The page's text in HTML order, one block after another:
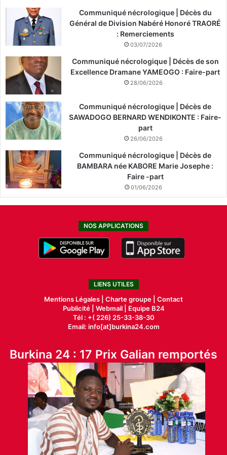
Communiqué nécrologique | Décès du
Général de Division Nabéré Honoré TRAORÉ
: Remerciements
03/07/2026
Communiqué nécrologique | Décès de son
Excellence Dramane YAMEOGO : Faire-part
28/06/2026
Communiqué nécrologique | Décès de
SAWADOGO BERNARD WENDIKONTE : Faire-
part
26/06/2026
Communiqué nécrologique | Décès de
BAMBARA née KABORE Marie Josephe :
Faire -part
01/06/2026
NOS APPLICATIONS
LIENS UTILES
Mentions Légales | Charte groupe | Contact
Publicité| Webmail |
Equipe B24
Tél : +( 226) 25-33-38-30
Email: info[at]burkina24.com
Burkina 24 : 17 Prix Galian remportés